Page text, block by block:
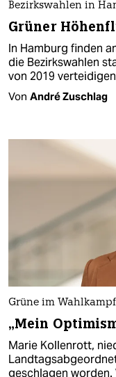
Bezirkswahlen in
Grüner
In Hamburg finden
die Bezirkswahlen
von 2019
Von André Zuschlag
Grüne im
„Mein
Marie Kollenrott,
geschlagen